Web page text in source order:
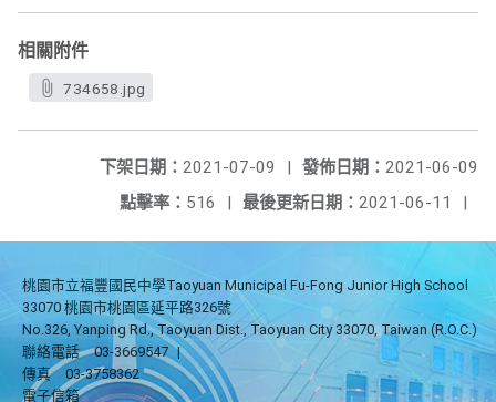
相關附件
734658.jpg
發佈日期： 2021-06-09
下架日期： 2021-07-09
|
最後更新日期： 2021-06-11 |
點擊率： 516 |
桃園市立福豐國民中學Taoyuan Municipal Fu-Fong Junior High School
33070 桃園市桃園區延平路326號
No.326, Yanping Rd., Taoyuan Dist., Taoyuan City 33070, Taiwan (R.O.C.)
聯絡電話
03-3669547 |
傳真
03-3758362
電子信箱